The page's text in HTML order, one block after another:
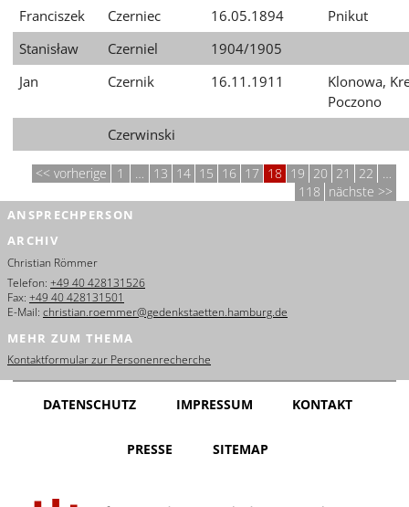
Franciszek
Czerniec 16.05.1894
Pnikut
Stanisław
Czerniel
1904/1905
Jan
Czernik 16.11.1911
Klonowa,
Poczono
Czerwinski
vorherige 1 … 13 14 15 16 17 18 19 20 21 22
…
118 nächste
ANSPRECHPERSON
ARCHIV
Christian Römmer
Telefon: +49 40 428131526
Fax: +49 40 428131501
E-Mail: christian.roemmer@gedenkstaetten.hamburg.de
MEHR ZUM THEMA
Kontaktformular zur Personenrecherche
DATENSCHUTZ IMPRESSUM KONTAKT
PRESSE SITEMAP